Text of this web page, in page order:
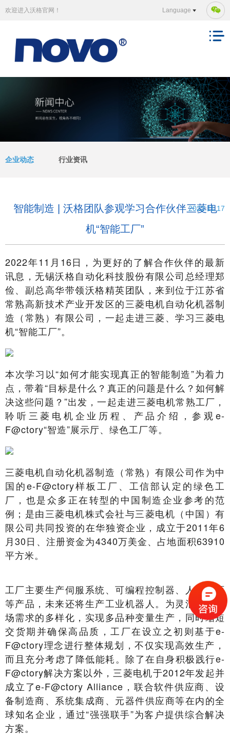
欢迎进入沃格官网！ Language
企业动态 行业资讯
智能制造 | 沃格团队参观学习合作伙伴三菱电
机“智能工厂”
2022.11.17
2022年11月16日，为更好的了解合作伙伴的最新
讯息，无锡沃格自动化科技股份有限公司总经理郑
俭、副总高华带领沃格精英团队，来到位于江苏省
常熟高新技术产业开发区的三菱电机自动化机器制
造（常熟）有限公司，一起走进三菱、学习三菱电
机“智能工厂”。
本次学习以“如何才能实现真正的智能制造”为着力
点，带着“目标是什么？真正的问题是什么？如何解
决这些问题？”出发，一起走进三菱电机常熟工厂，
聆听三菱电机企业历程、产品介绍，参观e-
F@ctory“智造”展示厅、绿色工厂等。
三菱电机自动化机器制造（常熟）有限公司作为中
国的e-F@ctory样板工厂、工信部认定的绿色工
厂，也是众多正在转型的中国制造企业参考的范
例；是由三菱电机株式会社与三菱电机（中国）有
限公司共同投资的在华独资企业，成立于2011年6
月30日、注册资金为4340万美金、占地面积63910
平方米。
工厂主要生产伺服系统、可编程控制器、人机界面
等产品，未来还将生产工业机器人。为灵活应对市
场需求的多样化，实现多品种变量生产，同时缩短
交货期并确保高品质，工厂在设立之初则基于e-
F@ctory理念进行整体规划，不仅实现高效生产，
而且充分考虑了降低能耗。除了在自身积极践行e-
F@ctory解决方案以外，三菱电机于2012年发起并
成立了e-F@ctory Alliance，联合软件供应商、设
备制造商、系统集成商、元器件供应商等在内的全
球知名企业，通过“强强联手”为客户提供综合解决
方案。